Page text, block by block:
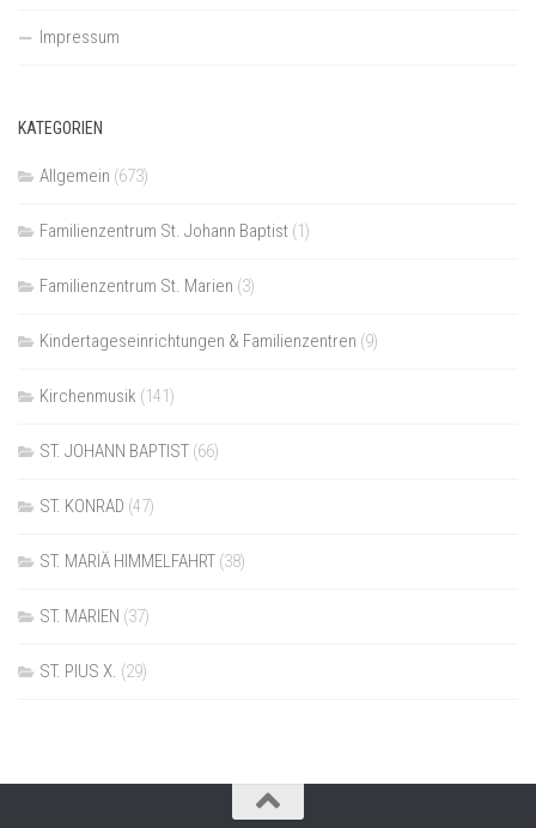
Impressum
KATEGORIEN
Allgemein (673)
Familienzentrum St. Johann Baptist (1)
Familienzentrum St. Marien (3)
Kindertageseinrichtungen & Familienzentren (9)
Kirchenmusik (141)
ST. JOHANN BAPTIST (66)
ST. KONRAD (47)
ST. MARIÄ HIMMELFAHRT (38)
ST. MARIEN (37)
ST. PIUS X. (29)